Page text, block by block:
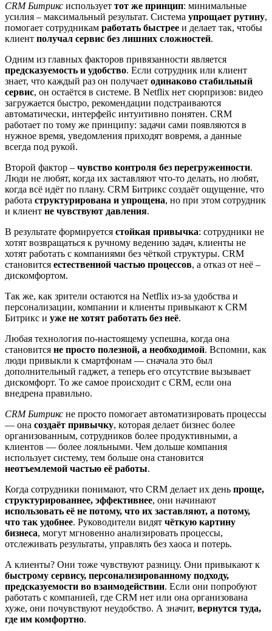
CRM Битрикс использует тот же принцип: минимальные
усилия – максимальный результат. Система упрощает рутину,
помогает сотрудникам работать быстрее и делает так, чтобы
клиент получал сервис без лишних сложностей.
Одним из главных факторов привязанности является
предсказуемость и удобство. Если сотрудник или клиент
знает, что каждый раз он получает одинаково стабильный
сервис, он остаётся в системе. В Netflix нет сюрпризов: видео
загружается быстро, рекомендации подстраиваются
автоматически, интерфейс интуитивно понятен. CRM
работает по тому же принципу: задачи сами появляются в
нужное время, уведомления приходят вовремя, а данные
всегда под рукой.
Второй фактор – чувство контроля без перегруженности.
Люди не любят, когда их заставляют что-то делать, но любят,
когда всё идёт по плану. CRM Битрикс создаёт ощущение, что
работа структурирована и упрощена, но при этом сотрудник
и клиент не чувствуют давления.
В результате формируется стойкая привычка: сотрудники не
хотят возвращаться к ручному ведению задач, клиенты не
хотят работать с компаниями без чёткой структуры. CRM
становится естественной частью процессов, а отказ от неё –
дискомфортом.
Так же, как зрители остаются на Netflix из-за удобства и
персонализации, компании и клиенты привыкают к CRM
Битрикс и уже не хотят работать без неё.
Любая технология по-настоящему успешна, когда она
становится не просто полезной, а необходимой. Вспомни, как
люди привыкли к смартфонам — сначала это был
дополнительный гаджет, а теперь его отсутствие вызывает
дискомфорт. То же самое происходит с CRM, если она
внедрена правильно.
CRM Битрикс не просто помогает автоматизировать процессы
— она создаёт привычку, которая делает бизнес более
организованным, сотрудников более продуктивными, а
клиентов — более лояльными. Чем дольше компания
использует систему, тем больше она становится
неотъемлемой частью её работы.
Когда сотрудники понимают, что CRM делает их день проще,
структурированнее, эффективнее, они начинают
использовать её не потому, что их заставляют, а потому,
что так удобнее. Руководители видят чёткую картину
бизнеса, могут мгновенно анализировать процессы,
отслеживать результаты, управлять без хаоса и потерь.
А клиенты? Они тоже чувствуют разницу. Они привыкают к
быстрому сервису, персонализированному подходу,
предсказуемости во взаимодействии. Если они попробуют
работать с компанией, где CRM нет или она организована
хуже, они почувствуют неудобство. А значит, вернутся туда,
где им комфортно.